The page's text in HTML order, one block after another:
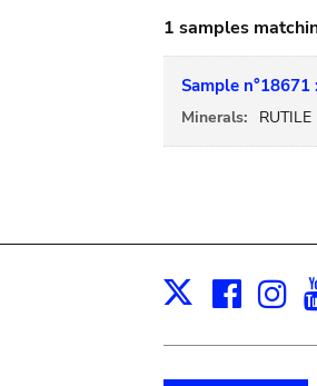
1 samples
Sample n°18671 :
Minerals: RUTILE
X